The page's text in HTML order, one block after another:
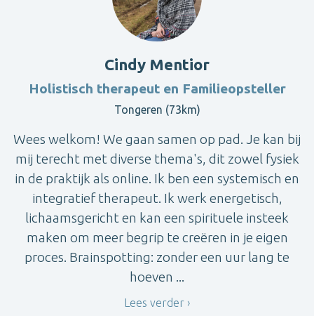
Cindy Mentior
Holistisch therapeut en Familieopsteller
Tongeren (73km)
Wees welkom! We gaan samen op pad. Je kan bij
mij terecht met diverse thema's, dit zowel fysiek
in de praktijk als online. Ik ben een systemisch en
integratief therapeut. Ik werk energetisch,
lichaamsgericht en kan een spirituele insteek
maken om meer begrip te creëren in je eigen
proces. Brainspotting: zonder een uur lang te
hoeven ...
Lees verder